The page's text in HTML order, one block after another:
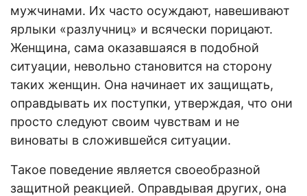
мужчинами. Их часто осуждают, навешивают
ярлыки «разлучниц» и всячески порицают.
Женщина, сама оказавшаяся в подобной
ситуации, невольно становится на сторону
таких женщин. Она начинает их защищать,
оправдывать их поступки, утверждая, что они
просто следуют своим чувствам и не
виноваты в сложившейся ситуации.
Такое поведение является своеобразной
защитной реакцией. Оправдывая других, она